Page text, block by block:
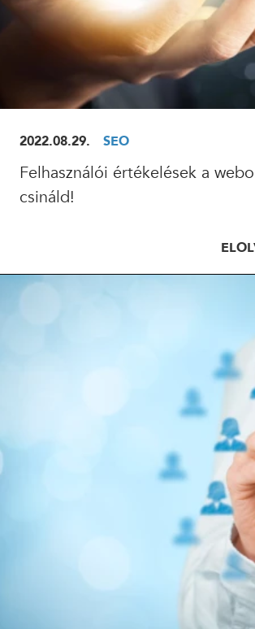
2022.08.29. SEO
Felhasználói értékelések a
csináld!
ELOLVASOM